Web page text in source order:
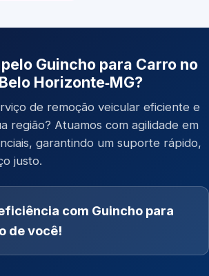
Guincho para Carro no
Horizonte‑MG?
de remoção veicular eficiente e
região? Atuamos com agilidade em
garantindo um suporte rápido,
justo.
com Guincho para
de você!